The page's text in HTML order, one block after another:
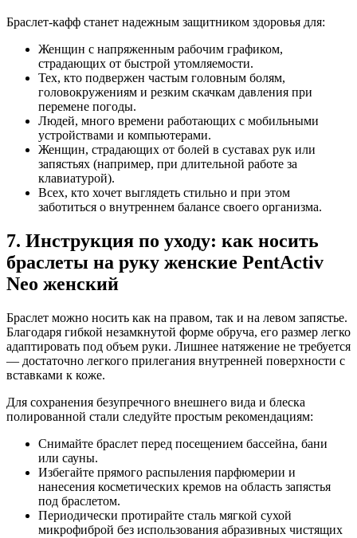
Браслет-кафф станет надежным защитником здоровья для:
Женщин с напряженным рабочим графиком,
страдающих от быстрой утомляемости.
Тех, кто подвержен частым головным болям,
головокружениям и резким скачкам давления при
перемене погоды.
Людей, много времени работающих с мобильными
устройствами и компьютерами.
Женщин, страдающих от болей в суставах рук или
запястьях (например, при длительной работе за
клавиатурой).
Всех, кто хочет выглядеть стильно и при этом
заботиться о внутреннем балансе своего организма.
7. Инструкция по уходу: как носить
браслеты на руку женские PentActiv
Neo женский
Браслет можно носить как на правом, так и на левом запястье.
Благодаря гибкой незамкнутой форме обруча, его размер легко
адаптировать под объем руки. Лишнее натяжение не требуется
— достаточно легкого прилегания внутренней поверхности с
вставками к коже.
Для сохранения безупречного внешнего вида и блеска
полированной стали следуйте простым рекомендациям:
Снимайте браслет перед посещением бассейна, бани
или сауны.
Избегайте прямого распыления парфюмерии и
нанесения косметических кремов на область запястья
под браслетом.
Периодически протирайте сталь мягкой сухой
микрофиброй без использования абразивных чистящих